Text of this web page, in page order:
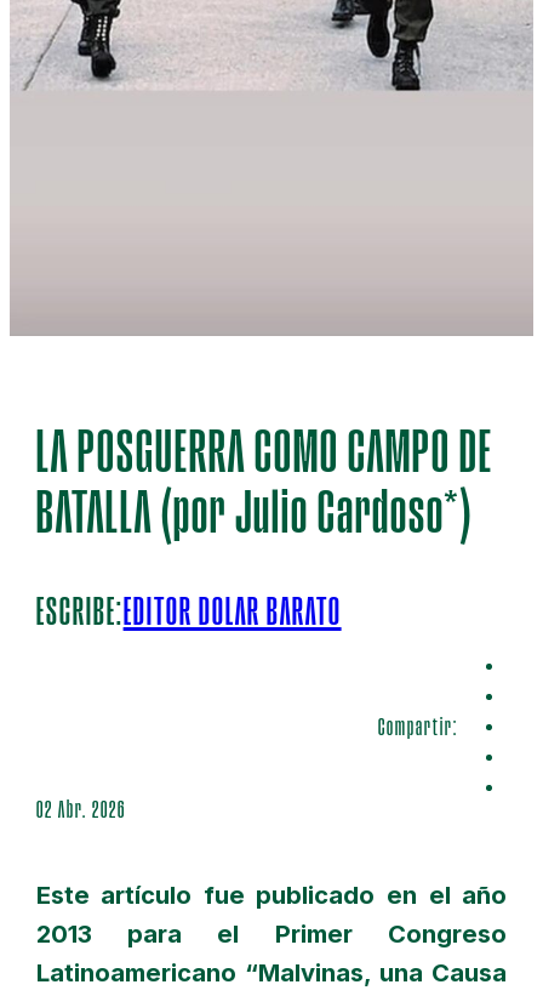
LA POSGUERRA COMO CAMPO DE
BATALLA (por Julio Cardoso*)
ESCRIBE:EDITOR DOLAR BARATO
02 Abr. 2026
Compartir:
Este artículo fue publicado en el año
2013 para el Primer Congreso
Latinoamericano “Malvinas, una Causa